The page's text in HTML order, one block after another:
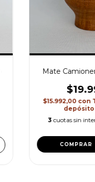
Mate
$15.992,00 con
3 cuotas sin
COMPRAR